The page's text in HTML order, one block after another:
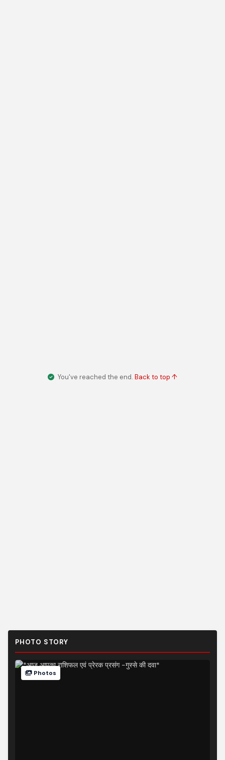
You've reached the end. Back to top ↑
PHOTO STORY
Photos